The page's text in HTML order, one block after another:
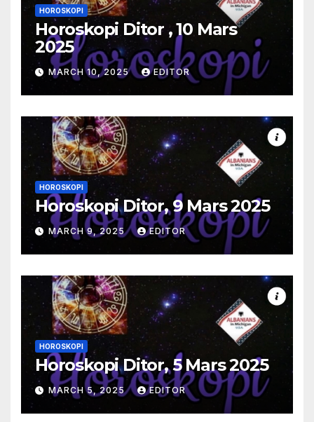
HOROSKOPI
Horoskopi Ditor , 10 Mars
2025
MARCH 10, 2025 EDITOR
HOROSKOPI
Horoskopi Ditor, 9 Mars 2025
MARCH 9, 2025 EDITOR
HOROSKOPI
Horoskopi Ditor, 5 Mars 2025
MARCH 5, 2025 EDITOR